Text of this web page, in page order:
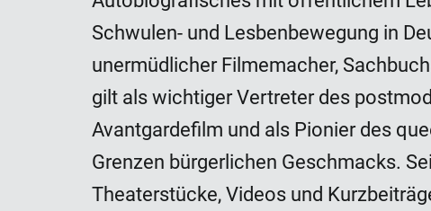
Schwulen- und Lesbenbewegung in
unermüdlicher Filmemacher,
gilt als wichtiger Vertreter des
Avantgardefilm und als Pionier des
Grenzen bürgerlichen Geschmacks.
Theaterstücke, Videos und